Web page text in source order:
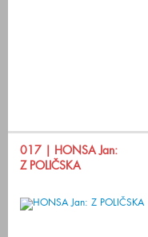
017 | HONSA Jan:
Z POLIČSKA